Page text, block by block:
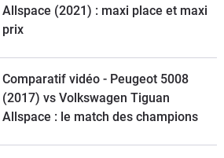
Allspace (2021) : maxi place et maxi
prix
Comparatif vidéo - Peugeot 5008
(2017) vs Volkswagen Tiguan
Allspace : le match des champions